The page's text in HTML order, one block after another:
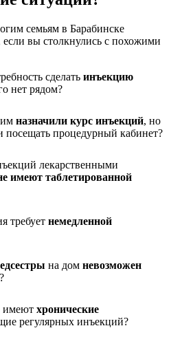
семьям в Барабинске
вы столкнулись с похожими
сделать инъекцию
нет рядом?
назначили курс инъекций, но
посещать процедурный кабинет?
лекарственными
имеют таблетированной
требует немедленной
на дом невозможен
?
имеют хронические
регулярных инъекций?